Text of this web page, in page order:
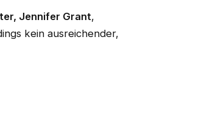
Jennifer Grant,
kein ausreichender,